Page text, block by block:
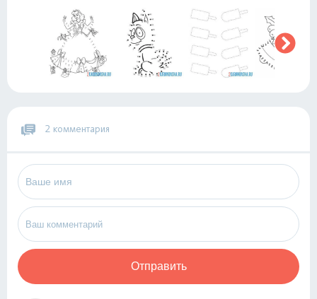
2 комментария
Отправить